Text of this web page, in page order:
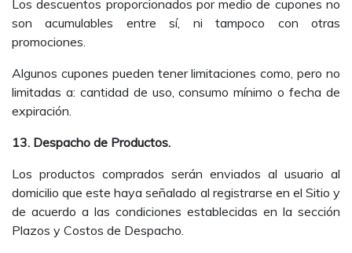
Los descuentos proporcionados por medio de cupones no
son acumulables entre sí, ni tampoco con otras
promociones.
Algunos cupones pueden tener limitaciones como, pero no
limitadas a: cantidad de uso, consumo mínimo o fecha de
expiración.
13. Despacho de Productos.
Los productos comprados serán enviados al usuario al
domicilio que este haya señalado al registrarse en el Sitio y
de acuerdo a las condiciones establecidas en la sección
Plazos y Costos de Despacho.